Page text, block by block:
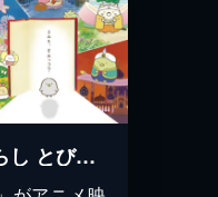
映画 すみっコぐらし とびだす絵本とひみつのコ